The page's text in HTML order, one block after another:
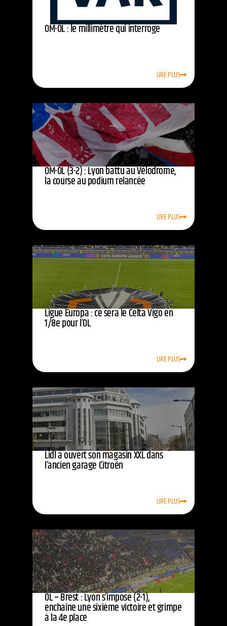
OM-OL : le millimètre qui interroge
LIRE PLUS
OM-OL (3-2) : Lyon battu au Vélodrome,
la course au podium relancée
LIRE PLUS
Ligue Europa : ce sera le Celta Vigo en
1/8e pour l’OL
LIRE PLUS
Lidl a ouvert son magasin XXL dans
l’ancien garage Citroën
LIRE PLUS
OL – Brest : Lyon s’impose (2-1),
enchaîne une sixième victoire et grimpe
à la 4e place